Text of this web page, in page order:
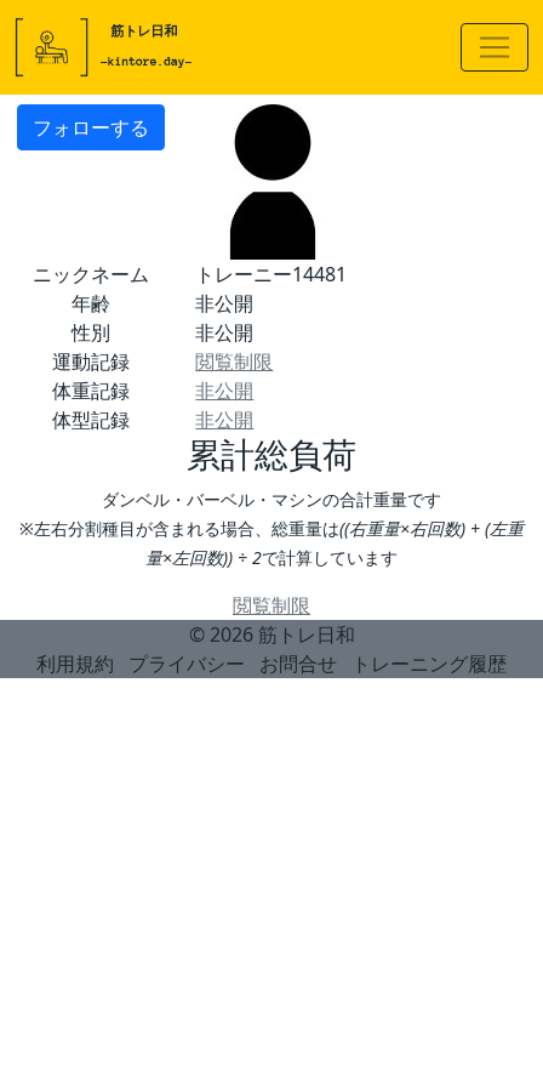
フォローする
ニックネーム
トレーニー14481
年齢
非公開
性別
非公開
運動記録
閲覧制限
体重記録
非公開
体型記録
非公開
累計総負荷
ダンベル・バーベル・マシンの合計重量です
※左右分割種目が含まれる場合、総重量は((右重量×右回数) + (左重
量×左回数)) ÷ 2で計算しています
閲覧制限
© 2026 筋トレ日和
利用規約
プライバシー お問合せ トレーニング履歴